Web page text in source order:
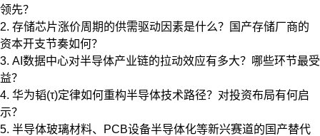
领先？
2. 存储芯片涨价周期的供需驱动因素是什么？国产存储厂商的
资本开支节奏如何？
3. AI数据中心对半导体产业链的拉动效应有多大？哪些环节最受
益？
4. 华为韬(τ)定律如何重构半导体技术路径？对投资布局有何启
示？
5. 半导体玻璃材料、PCB设备半导体化等新兴赛道的国产替代